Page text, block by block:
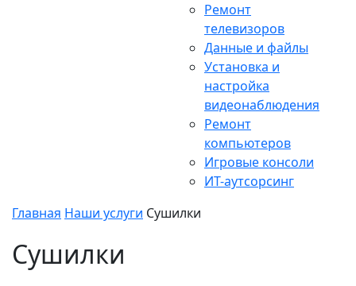
Ремонт
телевизоров
Данные и файлы
Установка и
настройка
видеонаблюдения
Ремонт
компьютеров
Игровые консоли
ИТ-аутсорсинг
Главная Наши услуги Сушилки
Сушилки